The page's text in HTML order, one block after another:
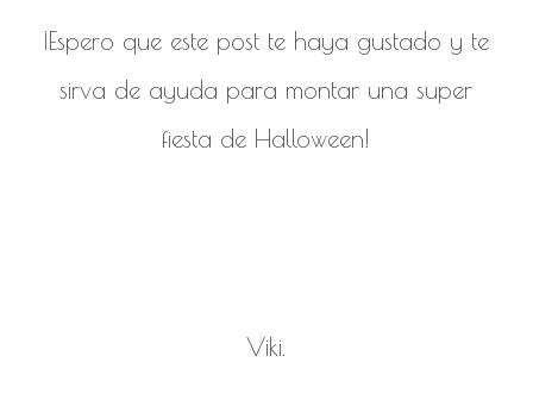
¡Espero que este post te haya gustado y te
sirva de ayuda para montar una super
fiesta de Halloween!
Viki.